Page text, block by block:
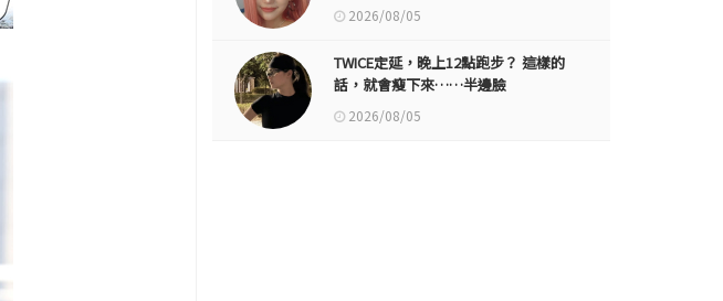
2026/08/05
TWICE定延，晚上12點跑步？ 這樣的
話，就會瘦下來……半邊臉
2026/08/05